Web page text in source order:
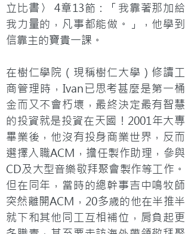
立比書〉 4章13節：「我靠著那加給
我力量的，凡事都能做。」，他學到
信靠主的寶貴一課。
在樹仁學院（現稱樹仁大學）修讀工
商管理時，Ivan已思考甚麼是第一桶
金而又不會朽壞，最終決定最有智慧
的投資就是投資在天國！2001年大專
畢業後，他沒有投身商業世界，反而
選擇入職ACM，擔任製作助理，參與
CD及大型音樂敬拜聚會製作等工作。
但在同年，當時的總幹事吉中鳴牧師
突然離開ACM，20多歳的他在半推半
就下和其他同工互相補位，肩負起更